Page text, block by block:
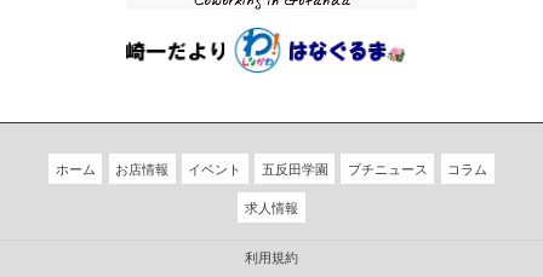
ホーム お店情報 イベント 五反田学園 プチニュース コラム
求人情報
利用規約